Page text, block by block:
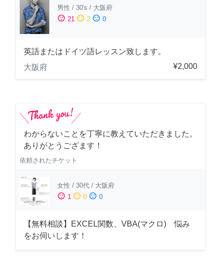
男性 / 30's / 大阪府
sentiment_satisfied 21 sentiment_neutral 2 sentiment_dissatisfied 0
英語またはドイツ語レッスン致します。
大阪府
¥2,000
わからないことを丁寧に教えていただきました。
ありがとうござます！
依頼されたチケット
女性 / 30代 / 大阪府
sentiment_satisfied 1 sentiment_neutral 0 sentiment_dissatisfied 0
【無料相談】EXCEL関数、VBA(マクロ) 悩み
をお伺いします！